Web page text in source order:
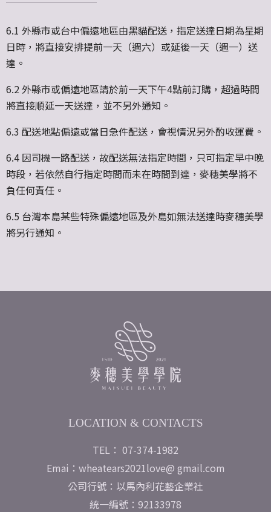
6.1 外縣市或台中偏遠地區由黑貓配送，指定送達日期為星期
日時，將直接安排提前一天（週六）或延後一天（週一）送
達。
6.2 外縣市或偏遠地區請於前一天下午4點前訂購，超過時間
將直接順延一天送達，並不另外通知。
6.3 配送地點偏遠或當日急件配送，會視情況另外酌收運費。
6.4 因司機一路配送，故配送無法指定時間，只可指定早中晚
時段，若依然自行指定時間而未在時間到達，麥穗美學將不
負任何責任。
6.5 台灣本島某些特殊偏遠地區及外島如無法送達時麥穗美學
將另行通知。
LOCATION & CONTACTS
TEL： 07-374-1982
Emai：wheatears2021love@ gmail.com
公司行號：以馬內利花藝企業社
統一編號：92133978